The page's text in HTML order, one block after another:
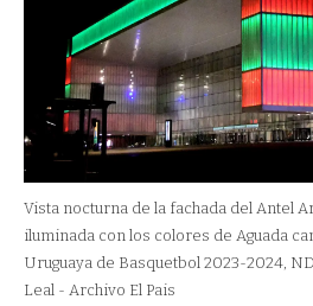
Vista nocturna de la fachada del Antel
iluminada con los colores de Aguada
Uruguaya de Basquetbol 2023-2024,
Leal - Archivo El Pais